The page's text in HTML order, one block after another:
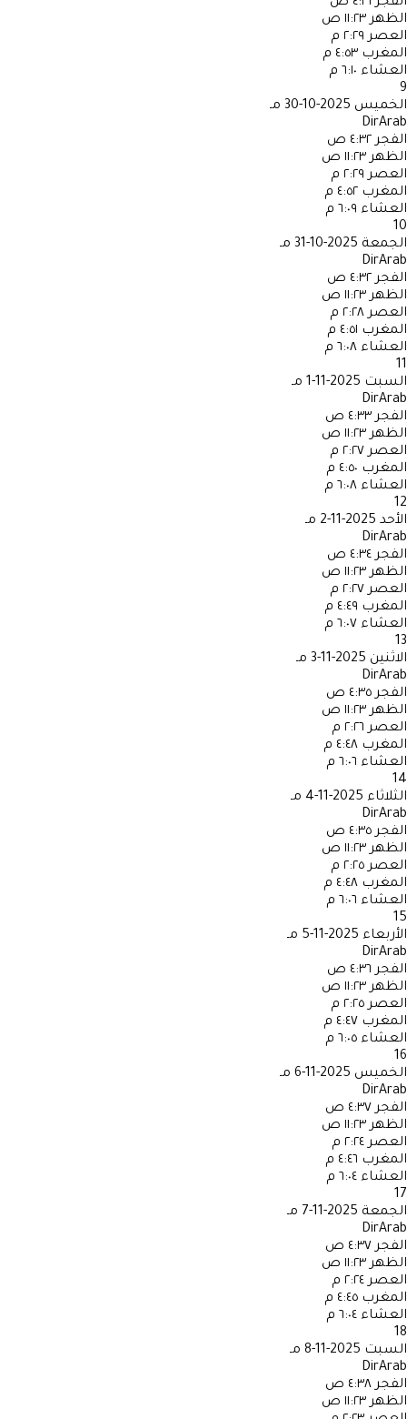
الظهر ١١:٢٣ ص
العصر ٢:٢٩ م
المغرب ٤:٥٣ م
العشاء ٦:١٠ م
9
الخميس 2025-10-30 مـ
DirArab
الفجر ٤:٣٢ ص
الظهر ١١:٢٣ ص
العصر ٢:٢٩ م
المغرب ٤:٥٢ م
العشاء ٦:٠٩ م
10
الجمعة 2025-10-31 مـ
DirArab
الفجر ٤:٣٢ ص
الظهر ١١:٢٣ ص
العصر ٢:٢٨ م
المغرب ٤:٥١ م
العشاء ٦:٠٨ م
11
السبت 2025-11-1 مـ
DirArab
الفجر ٤:٣٣ ص
الظهر ١١:٢٣ ص
العصر ٢:٢٧ م
المغرب ٤:٥٠ م
العشاء ٦:٠٨ م
12
الأحد 2025-11-2 مـ
DirArab
الفجر ٤:٣٤ ص
الظهر ١١:٢٣ ص
العصر ٢:٢٧ م
المغرب ٤:٤٩ م
العشاء ٦:٠٧ م
13
الاثنين 2025-11-3 مـ
DirArab
الفجر ٤:٣٥ ص
الظهر ١١:٢٣ ص
العصر ٢:٢٦ م
المغرب ٤:٤٨ م
العشاء ٦:٠٦ م
14
الثلاثاء 2025-11-4 مـ
DirArab
الفجر ٤:٣٥ ص
الظهر ١١:٢٣ ص
العصر ٢:٢٥ م
المغرب ٤:٤٨ م
العشاء ٦:٠٦ م
15
الأربعاء 2025-11-5 مـ
DirArab
الفجر ٤:٣٦ ص
الظهر ١١:٢٣ ص
العصر ٢:٢٥ م
المغرب ٤:٤٧ م
العشاء ٦:٠٥ م
16
الخميس 2025-11-6 مـ
DirArab
الفجر ٤:٣٧ ص
الظهر ١١:٢٣ ص
العصر ٢:٢٤ م
المغرب ٤:٤٦ م
العشاء ٦:٠٤ م
17
الجمعة 2025-11-7 مـ
DirArab
الفجر ٤:٣٧ ص
الظهر ١١:٢٣ ص
العصر ٢:٢٤ م
المغرب ٤:٤٥ م
العشاء ٦:٠٤ م
18
السبت 2025-11-8 مـ
DirArab
الفجر ٤:٣٨ ص
الظهر ١١:٢٣ ص